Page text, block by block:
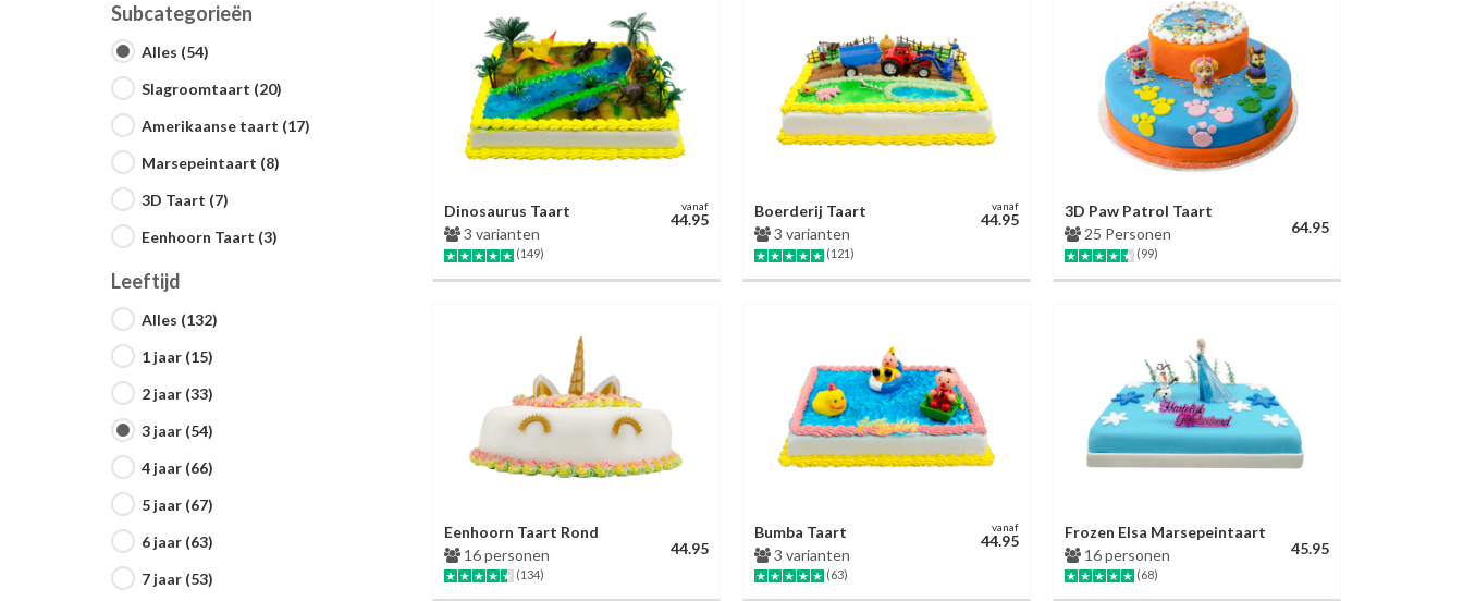
Subcategorieën
Alles (54)
Slagroomtaart (20)
Amerikaanse taart (17)
Marsepeintaart (8)
3D Taart (7)
Eenhoorn Taart (3)
Leeftijd
Alles (132)
1 jaar (15)
2 jaar (33)
3 jaar (54)
4 jaar (66)
5 jaar (67)
6 jaar (63)
7 jaar (53)
Dinosaurus Taart
3 varianten
(149)
vanaf
44.95
Boerderij Taart
3 varianten
(121)
vanaf
44.95
3D Paw Patrol Taart
25 Personen
(99)
64.95
Eenhoorn Taart Rond
16 personen
(134)
44.95
Bumba Taart
3 varianten
(63)
vanaf
44.95
Frozen Elsa Marsepeintaart
16 personen
(68)
45.95